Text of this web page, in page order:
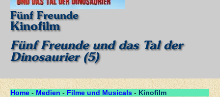
Fünf Freunde
Kinofilm
Fünf Freunde und das Tal der
Dinosaurier (5)
Home - Medien - Filme und Musicals - Kinofilm